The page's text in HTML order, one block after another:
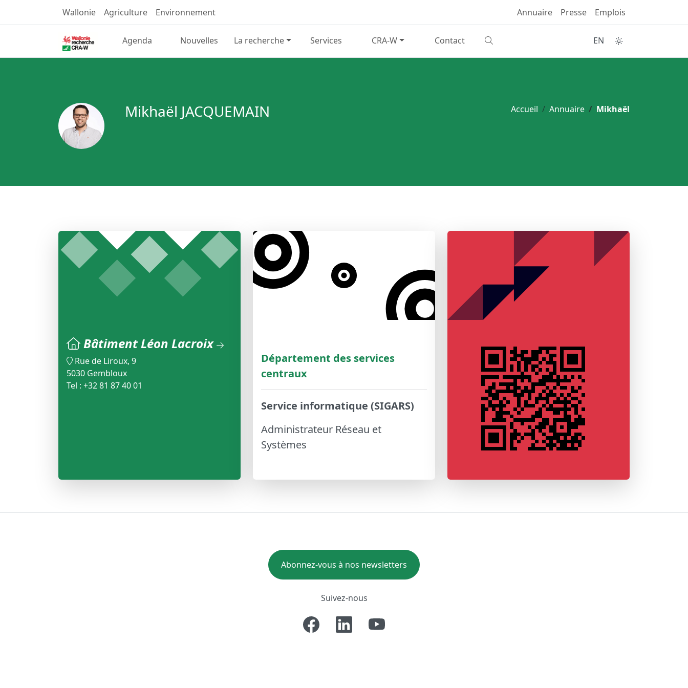
Wallonie Agriculture Environnement Annuaire Presse Emplois
Agenda Nouvelles La recherche Services CRA-W Contact EN
Accueil Annuaire Mikhaël
Mikhaël JACQUEMAIN
Bâtiment Léon Lacroix
Rue de Liroux, 9
5030 Gembloux
Tel : +32 81 87 40 01
Département des services
centraux
Service informatique (SIGARS)
Administrateur Réseau et
Systèmes
Abonnez-vous à nos newsletters
Suivez-nous